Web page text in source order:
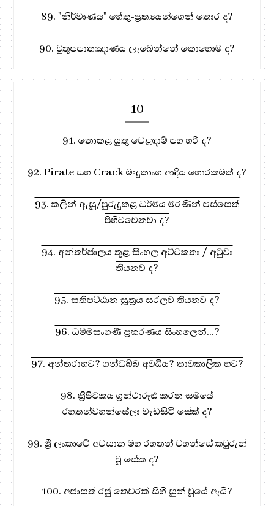
89. "නිර්වාණය" හේතු-ප්‍රත්‍යයන්ගෙන් තොර ද?
90. චුතූපපාතඤාණය ලැබෙන්නේ කොහොම ද?
10
91. නොකළ යුතු වෙළඳාම් පහ හරි ද?
92. Pirate සහ Crack මෘදුකාංග ආදිය හොරකමක් ද?
93. කලින් ඇසූ/පුරුදුකළ ධර්මය මරණින් පස්සෙත්
පිහිටවෙනවා ද?
94. අන්තර්ජාලය තුළ සිංහල අට්ටකතා / අටුවා
තියනව ද?
95. සතිපට්ඨාන සූත්‍රය සරලව තියනව ද?
96. ධම්මසංගණී ප්‍රකරණය සිංහලෙන්...?
97. අන්තරාභව? ගන්ධබ්බ අවධිය? තාවකාලික භව?
98. ත්‍රිපිටකය ග්‍රන්ථාරූඪ කරන සමයේ
රහතන්වහන්සේලා වැඩසිටි සේක් ද?
99. ශ්‍රී ලංකාවේ අවසාන මහ රහතන් වහන්සේ කවුරුන්
වූ සේක ද?
100. අජාසත් රජු තෙවරක් සිහි සුන් වූයේ ඇයි?